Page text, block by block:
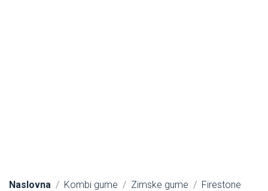
Naslovna Kombi gume Zimske gume
Firestone